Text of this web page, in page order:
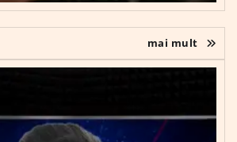
mai mult